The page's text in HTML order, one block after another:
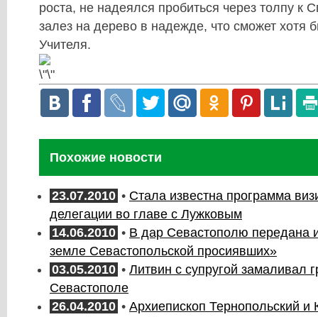
роста, не надеялся пробиться через толпу к
залез на дерево в надежде, что сможет хотя
Учителя.
Похожие новости
23.07.2010 • Стала известна программа
делегации во главе с Лужковым
14.06.2010 • В дар Севастополю передана
земле Севастопольской просиявших»
03.05.2010 • Литвин с супругой замаливал
Севастополе
26.04.2010 • Архиепископ Тернопольский и